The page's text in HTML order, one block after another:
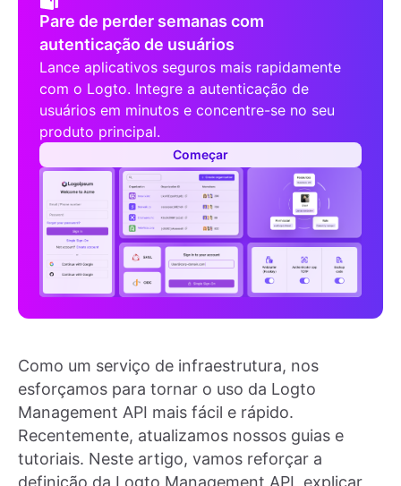
Pare de perder semanas com
autenticação de usuários
Lance aplicativos seguros mais rapidamente
com o Logto. Integre a autenticação de
usuários em minutos e concentre-se no seu
produto principal.
Começar
Como um serviço de infraestrutura, nos
esforçamos para tornar o uso da Logto
Management API mais fácil e rápido.
Recentemente, atualizamos nossos guias e
tutoriais. Neste artigo, vamos reforçar a